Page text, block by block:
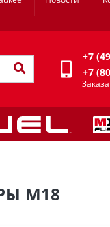
+7
+7
M18